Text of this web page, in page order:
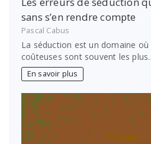
sans s’en rendre compte
Pascal Cabus
La séduction est un domaine où
coûteuses sont souvent les
En savoir plus